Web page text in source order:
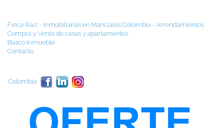
Finca Raíz - Inmobiliarias en Manizales Colombia - Arrendamientos
Compra y Venta de casas y apartamentos
Busco Inmueble
Contacto
Colombia